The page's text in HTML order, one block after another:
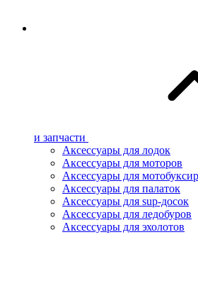
и запчасти
Аксессуары для лодок
Аксессуары для моторов
Аксессуары для
Аксессуары для палаток
Аксессуары для sup-досок
Аксессуары для ледобуров
Аксессуары для эхолотов